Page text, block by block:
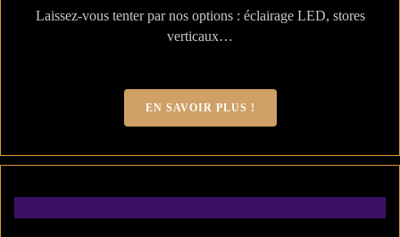
Laissez-vous tenter par nos options : éclairage LED, stores
verticaux…
EN SAVOIR PLUS !